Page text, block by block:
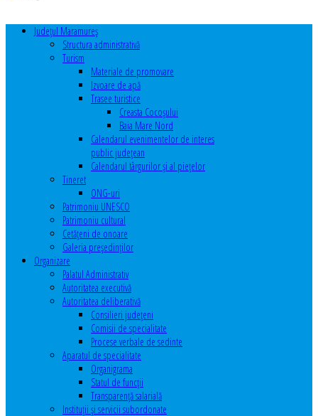
Judeţul Maramureş
Structura administrativă
Turism
Materiale de promovare
Izvoare de apă
Trasee turistice
Creasta Cocoșului
Baia Mare Nord
Calendarul evenimentelor de interes
public judeţean
Calendarul târgurilor şi al pieţelor
Tineret
ONG-uri
Patrimoniu UNESCO
Patrimoniu cultural
Cetăţeni de onoare
Galeria președinților
Organizare
Palatul Administrativ
Autoritatea executivă
Autoritatea deliberativă
Consilieri judeţeni
Comisii de specialitate
Procese verbale de sedinte
Aparatul de specialitate
Organigrama
Statul de funcții
Transparență salarială
Instituţii şi servicii subordonate